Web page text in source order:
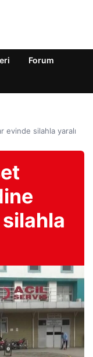
Forum
evinde silahla yaralı